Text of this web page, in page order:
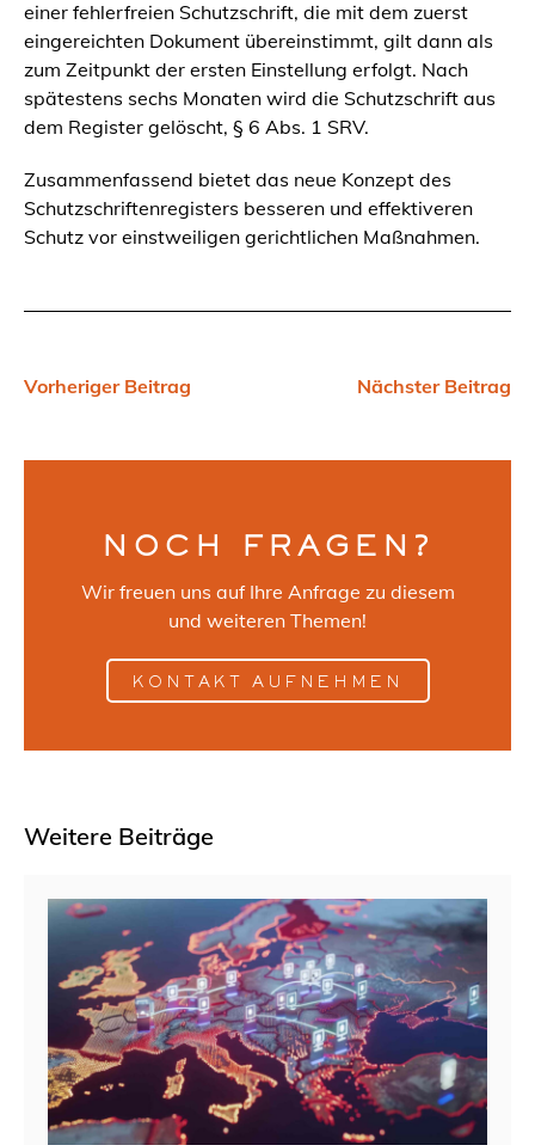
einer fehlerfreien Schutzschrift, die mit dem zuerst
eingereichten Dokument übereinstimmt, gilt dann als
zum Zeitpunkt der ersten Einstellung erfolgt. Nach
spätestens sechs Monaten wird die Schutzschrift aus
dem Register gelöscht, § 6 Abs. 1 SRV.
Zusammenfassend bietet das neue Konzept des
Schutzschriftenregisters besseren und effektiveren
Schutz vor einstweiligen gerichtlichen Maßnahmen.
Vorheriger Beitrag Nächster Beitrag
NOCH FRAGEN?
Wir freuen uns auf Ihre Anfrage zu diesem
und weiteren Themen!
KONTAKT AUFNEHMEN
Weitere Beiträge